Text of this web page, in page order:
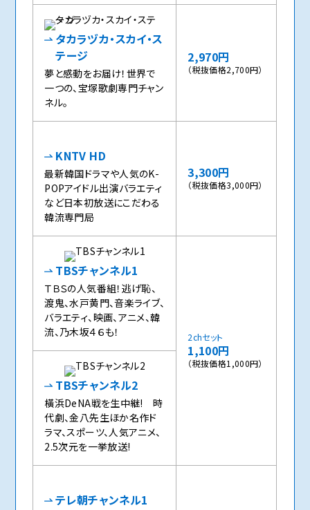
タカラヅカ・スカイ・ス
テージ
夢と感動をお届け！世界で
一つの、宝塚歌劇専門チャン
ネル。
2,970円
（税抜価格2,700円）
KNTV HD
最新韓国ドラマや人気のK-
POPアイドル出演バラエティ
など日本初放送にこだわる
韓流専門局
3,300円
（税抜価格3,000円）
TBSチャンネル1
ＴＢＳの人気番組！逃げ恥、
渡鬼、水戸黄門、音楽ライブ、
バラエティ、映画、アニメ、韓
流、乃木坂４６も！
2chセット
1,100円
（税抜価格1,000円）
TBSチャンネル2
橫浜DeNA戦を生中継! 時
代劇、金八先生ほか名作ド
ラマ、スポーツ、人気アニメ、
2.5次元を一挙放送!
テレ朝チャンネル1